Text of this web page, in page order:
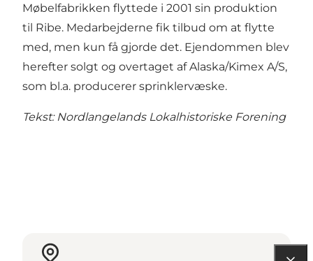
Møbelfabrikken flyttede i 2001 sin produktion
til Ribe. Medarbejderne fik tilbud om at flytte
med, men kun få gjorde det. Ejendommen blev
herefter solgt og overtaget af Alaska/Kimex A/S,
som bl.a. producerer sprinklervæske.
Tekst: Nordlangelands Lokalhistoriske Forening